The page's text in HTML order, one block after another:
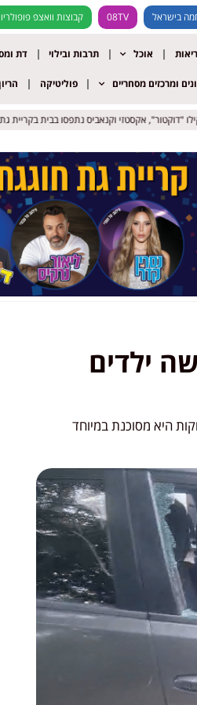
בישראל 08TV קבוצות וואצפ
אוכל תרבות ובילוי דת
ומרכזים מסחריים פוליטיקה
"דוקטור", אקסטזי וקנאביס נתפסו בבית בקריית גת –
"דוקטור", אקסטזי וקנאביס נתפסו בבית בקריית גת –
ילדים
היא מסוכנת במיוחד